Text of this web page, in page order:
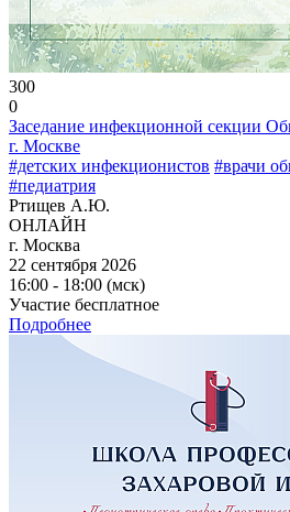
300
0
Заседание инфекционной секции
г. Москве
#детских инфекционистов #врачи
#педиатрия
Ртищев А.Ю.
ОНЛАЙН
г. Москва
22 сентября 2026
16:00 - 18:00 (мск)
Участие бесплатное
Подробнее